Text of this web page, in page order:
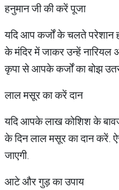
हनुमान जी की करें पूजा
यदि आप कर्जों के चलते परेशान
के मंदिर में जाकर उन्हें नारियल
कृपा से आपके कर्जों का बोझ
लाल मसूर का करें दान
यदि आपके लाख कोशिश के
के दिन लाल मसूर का दान करें.
जाएगी.
आटे और गुड़ का उपाय